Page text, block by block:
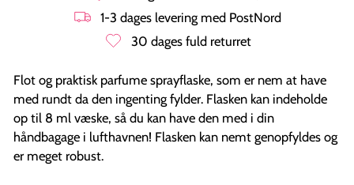
1-3 dages levering med PostNord
30 dages fuld returret
Flot og praktisk parfume sprayflaske, som er nem at have
med rundt da den ingenting fylder. Flasken kan indeholde
op til 8 ml væske, så du kan have den med i din
håndbagage i lufthavnen! Flasken kan nemt genopfyldes og
er meget robust.